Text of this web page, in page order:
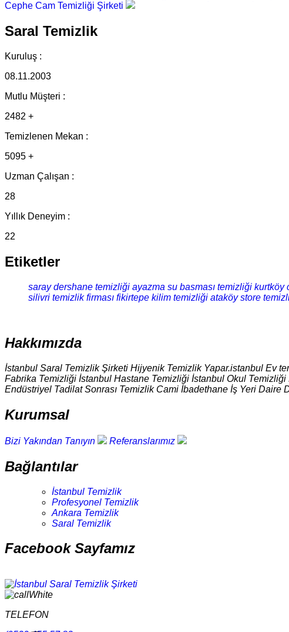
Cephe Cam Temizliği Şirketi
Saral Temizlik
Kuruluş :
08.11.2003
Mutlu Müşteri :
2482 +
Temizlenen Mekan :
5095 +
Uzman Çalışan :
28
Yıllık Deneyim :
22
Etiketler
saray dershane temizliği ayazma su basması temizliği kurtköy
silivri temizlik firması fikirtepe kilim temizliği ataköy store
Hakkımızda
İstanbul Saral Temizlik Şirketi Hijyenik Temizlik Yapar.istanbul Ev
Fabrika Temizliği İstanbul Hastane Temizliği İstanbul Okul
Endüstriyel Tadilat Sonrası Temizlik Cami İbadethane İş Yeri
Kurumsal
Bizi Yakından Tanıyın Referanslarımız
Bağlantılar
İstanbul Temizlik
Profesyonel Temizlik
Ankara Temizlik
Saral Temizlik
Facebook Sayfamız
TELEFON